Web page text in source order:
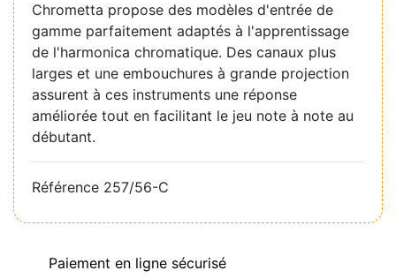
Chrometta propose des modèles d'entrée de
gamme parfaitement adaptés à l'apprentissage
de l'harmonica chromatique. Des canaux plus
larges et une embouchures à grande projection
assurent à ces instruments une réponse
améliorée tout en facilitant le jeu note à note au
débutant.
Référence 257/56-C
Paiement en ligne sécurisé